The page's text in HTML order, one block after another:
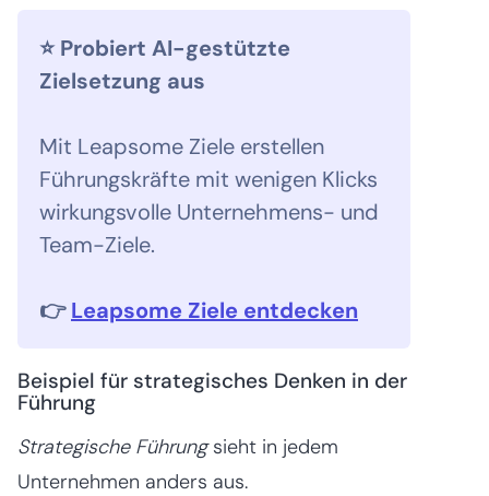
⭐ Probiert AI-gestützte
Zielsetzung aus
Mit Leapsome Ziele erstellen
Führungskräfte mit wenigen Klicks
wirkungsvolle Unternehmens- und
Team-Ziele.
👉Leapsome Ziele entdecken
Beispiel für strategisches Denken in der
Führung
Strategische Führungsieht in jedem
Unternehmen anders aus.